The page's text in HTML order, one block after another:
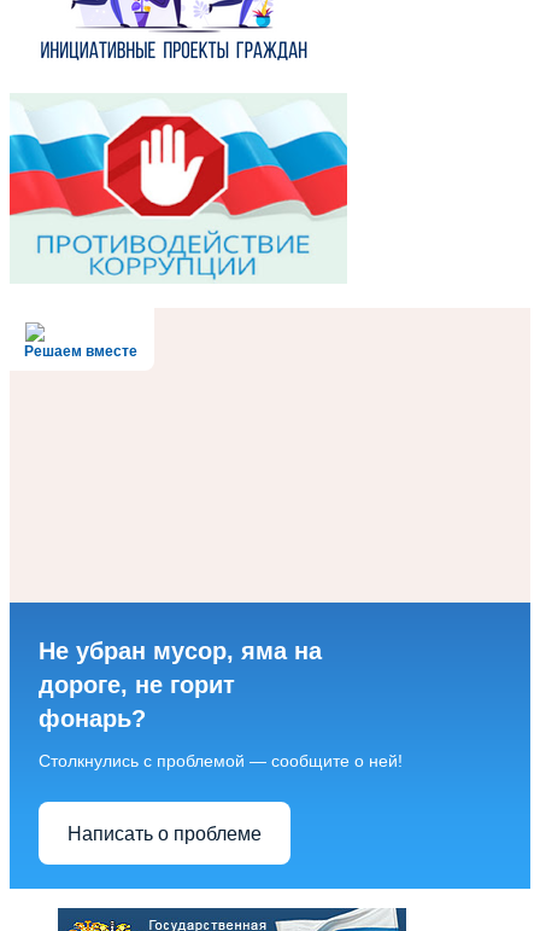
Решаем вместе
Не убран мусор, яма на
дороге, не горит
фонарь?
Столкнулись с проблемой — сообщите о ней!
Написать о проблеме